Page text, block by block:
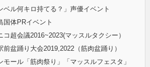
ベル何キロ持てる？」声優イベント
国体PRイベント
コ超会議2016~2023(マッスルタクシー）
前盆踊り大会2019,2022（筋肉盆踊り）
モール「筋肉祭り」「マッスルフェスタ」